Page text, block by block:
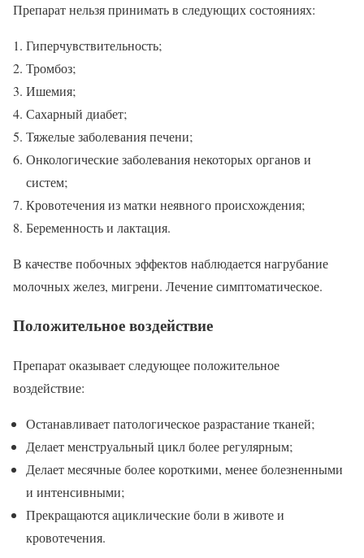
Препарат нельзя принимать в следующих состояниях:
Гиперчувствительность;
Тромбоз;
Ишемия;
Сахарный диабет;
Тяжелые заболевания печени;
Онкологические заболевания некоторых органов и
систем;
Кровотечения из матки неявного происхождения;
Беременность и лактация.
В качестве побочных эффектов наблюдается нагрубание
молочных желез, мигрени. Лечение симптоматическое.
Положительное воздействие
Препарат оказывает следующее положительное
воздействие:
Останавливает патологическое разрастание тканей;
Делает менструальный цикл более регулярным;
Делает месячные более короткими, менее болезненными
и интенсивными;
Прекращаются ациклические боли в животе и
кровотечения.